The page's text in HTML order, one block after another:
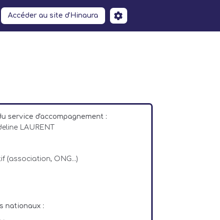
Accéder au site d'Hinaura
service d'accompagnement :
LAURENT
(association, ONG...)
nationaux :